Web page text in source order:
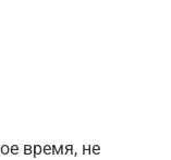
время, не